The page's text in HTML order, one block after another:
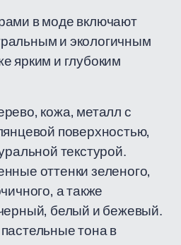
в моде включают
и экологичным
ярким и глубоким
кожа, металл с
поверхностью,
текстурой.
оттенки зеленого,
а также
белый и бежевый.
тона в